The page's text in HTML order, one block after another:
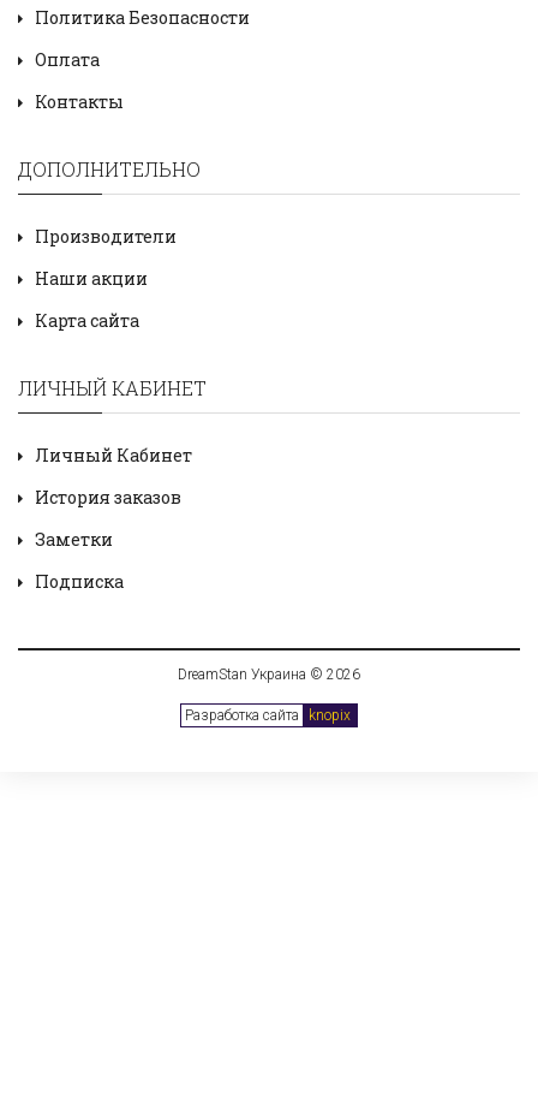
Политика Безопасности
Оплата
Контакты
ДОПОЛНИТЕЛЬНО
Производители
Наши акции
Карта сайта
ЛИЧНЫЙ КАБИНЕТ
Личный Кабинет
История заказов
Заметки
Подписка
DreamStan Украина © 2026
Разработка сайта knopix